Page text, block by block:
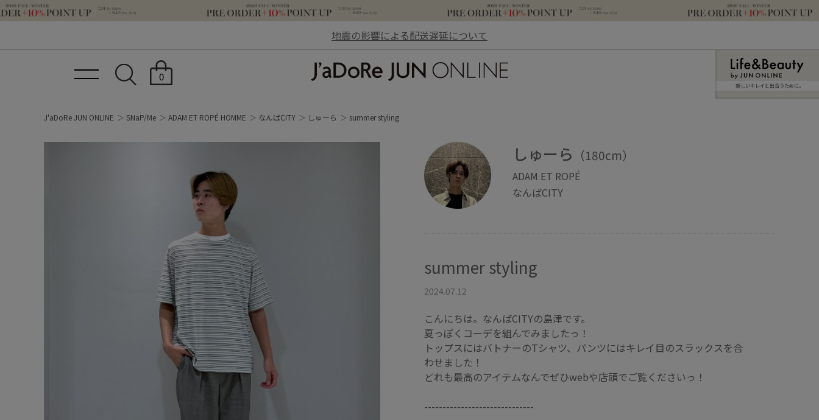
地震の影響による配送遅延について
0
新しいキレイと出合うために。
J'aDoRe JUN ONLINE SNaP/Me ADAM ET ROPÉ HOMME なんばCITY しゅーら summer styling
しゅーら （180cm）
ADAM ET ROPÉ
なんばCITY
summer styling
2024.07.12
こんにちは。なんばCITYの島津です。
夏っぽくコーデを組んでみましたっ！
トップスにはバトナーのTシャツ、パンツにはキレイ目のスラックスを合
わせました！
どれも最高のアイテムなんでぜひwebや店頭でご覧くださいっ！
------------------------------